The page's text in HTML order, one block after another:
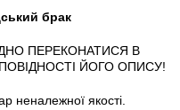
брак
ПЕРЕКОНАТИСЯ В
ЙОГО ОПИСУ!
неналежної якості.